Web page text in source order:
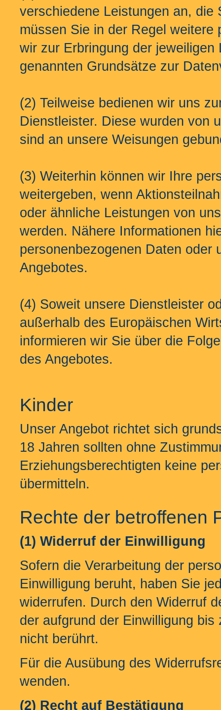
verschiedene Leistungen an,
müssen Sie in der Regel weitere
wir zur Erbringung der
genannten Grundsätze zur
(2) Teilweise bedienen wir uns
Dienstleister. Diese wurden von
sind an unsere Weisungen
(3) Weiterhin können wir Ihre
weitergeben, wenn
oder ähnliche Leistungen von
werden. Nähere Informationen
personenbezogenen Daten oder
Angebotes.
(4) Soweit unsere Dienstleister
außerhalb des Europäischen
informieren wir Sie über die
des Angebotes.
Kinder
Unser Angebot richtet sich
18 Jahren sollten ohne
Erziehungsberechtigten keine
übermitteln.
Rechte der betroffenen
(1) Widerruf der Einwilligung
Sofern die Verarbeitung der
Einwilligung beruht, haben Sie
widerrufen. Durch den Widerruf
der aufgrund der Einwilligung
nicht berührt.
Für die Ausübung des
wenden.
(2) Recht auf Bestätigung